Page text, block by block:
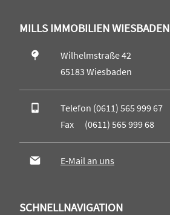
MILLS IMMOBILIEN WIESBADEN
Wilhelmstraße 42
65183 Wiesbaden
Telefon (0611) 565 999 67
Fax (0611) 565 999 68
E-Mail an uns
SCHNELLNAVIGATION